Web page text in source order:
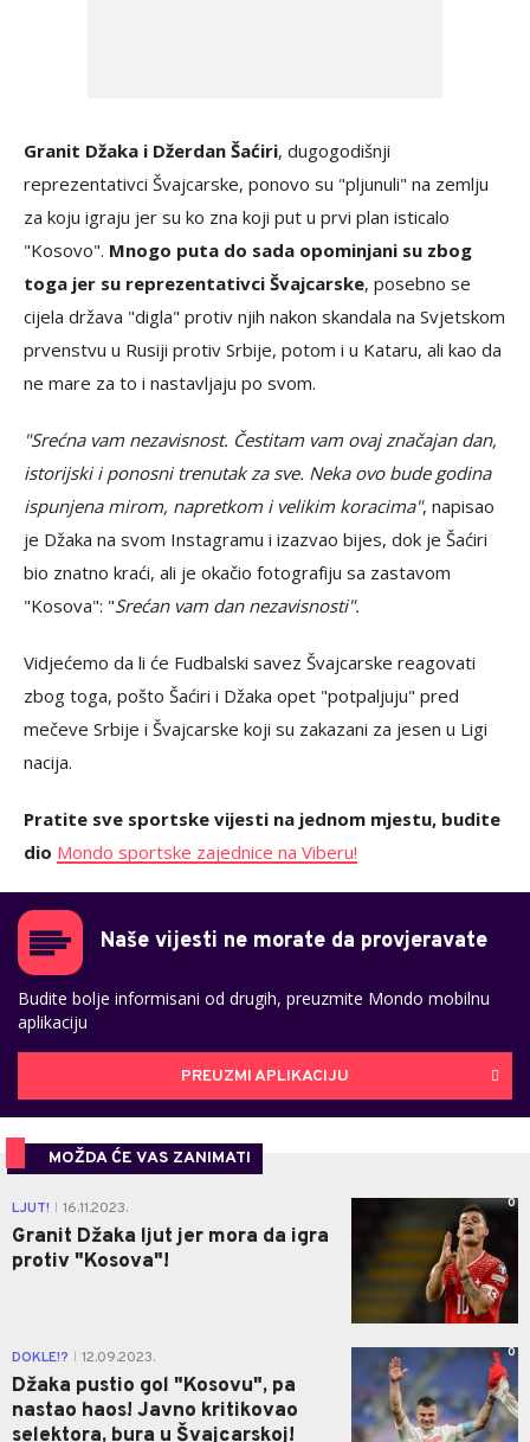
Granit Džaka i Džerdan Šaćiri, dugogodišnji
reprezentativci Švajcarske, ponovo su "pljunuli" na zemlju
za koju igraju jer su ko zna koji put u prvi plan isticalo
"Kosovo". Mnogo puta do sada opominjani su zbog
toga jer su reprezentativci Švajcarske, posebno se
cijela država "digla" protiv njih nakon skandala na Svjetskom
prvenstvu u Rusiji protiv Srbije, potom i u Kataru, ali kao da
ne mare za to i nastavljaju po svom.
"Srećna vam nezavisnost. Čestitam vam ovaj značajan dan,
istorijski i ponosni trenutak za sve. Neka ovo bude godina
ispunjena mirom, napretkom i velikim koracima", napisao
je Džaka na svom Instagramu i izazvao bijes, dok je Šaćiri
bio znatno kraći, ali je okačio fotografiju sa zastavom
"Kosova": "Srećan vam dan nezavisnosti".
Vidjećemo da li će Fudbalski savez Švajcarske reagovati
zbog toga, pošto Šaćiri i Džaka opet "potpaljuju" pred
mečeve Srbije i Švajcarske koji su zakazani za jesen u Ligi
nacija.
Pratite sve sportske vijesti na jednom mjestu, budite
dio Mondo sportske zajednice na Viberu!
Naše vijesti ne morate da provjeravate
Budite bolje informisani od drugih, preuzmite Mondo mobilnu
aplikaciju
PREUZMI APLIKACIJU
MOŽDA ĆE VAS ZANIMATI
LJUT! 16.11.2023.
Granit Džaka ljut jer mora da igra
protiv "Kosova"!
0
DOKLE!? 12.09.2023.
Džaka pustio gol "Kosovu", pa
nastao haos! Javno kritikovao
selektora, bura u Švajcarskoj!
0